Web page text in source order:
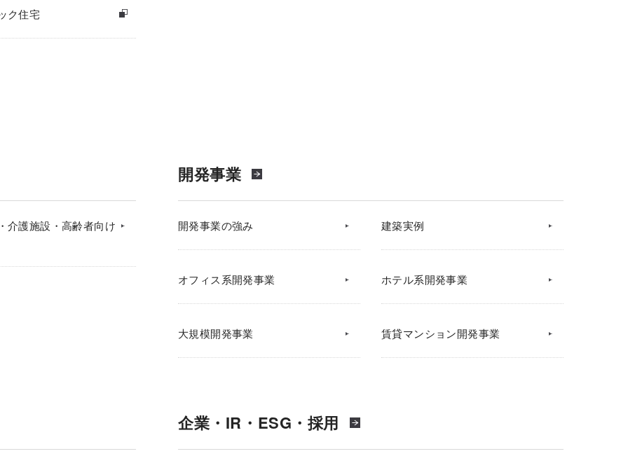
ク住宅
介護施設・高齢者向け
開発事業
開発事業の強み 建築実例
オフィス系開発事業 ホテル系開発事業
大規模開発事業 賃貸マンション開発事業
企業・IR・ESG・採用